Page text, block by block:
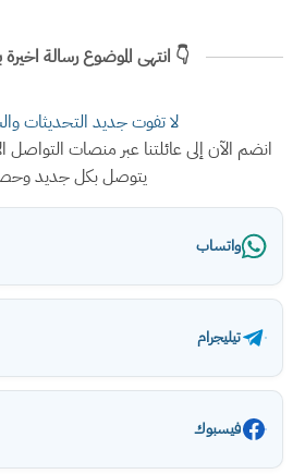
👇 انتهى الموضوع رسالة
لا تفوت جديد التحديثات
انضم الآن إلى عائلتنا عبر منصات
يتوصل بكل جديد
واتساب
تيليجرام
فيسبوك